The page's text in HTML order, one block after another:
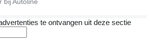
te ontvangen uit deze sectie